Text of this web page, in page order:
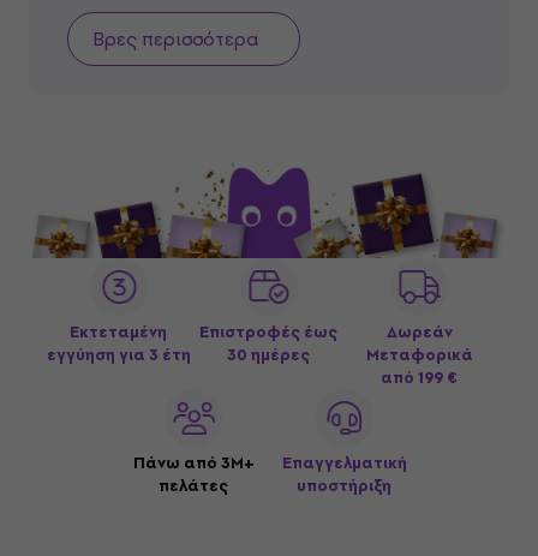
Βρες περισσότερα
Εκτεταμένη
εγγύηση για 3 έτη
Επιστροφές έως
30 ημέρες
Δωρεάν
Μεταφορικά
από 199 €
Πάνω από 3M+
πελάτες
Επαγγελματική
υποστήριξη